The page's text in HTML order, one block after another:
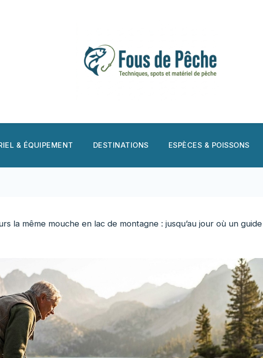
& ÉQUIPEMENT DESTINATIONS ESPÈCES & POISSONS
la même mouche en lac de montagne : jusqu’au jour où un guide